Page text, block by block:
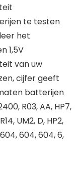
te testen
het
1,5V
van uw
cijfer geeft
batterijen
R03, AA, HP7,
UM2, D, HP2,
604, 604, 6,